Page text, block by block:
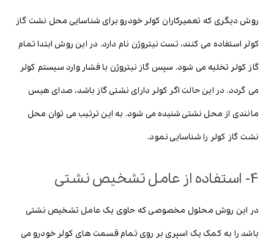
روش دیگری که تعمیرکاران کولر خودرو برای شناسایی محل نشت گاز
کولر استفاده می کنند، تست نیتروژن نام دارد. در این روش ابتدا تمام
گاز کولر تخلیه می شود. سپس گاز نیتروژن با فشار وارد سیستم کولر
می گردد. در این حالت اگر کولر دارای نشتی گاز باشد، صدای هیس
مانندی از محل نشتی شنیده می شود. به این ترتیب می توان محل
نشت گاز کولر را شناسایی نمود.
4- استفاده از عامل تشخیص نشتی
در این روش محلول مخصوصی که حاوی یک عامل تشخیص نشتی
باشد را به کمک یک اسپری بر روی تمام قسمت های کولر خودرو می